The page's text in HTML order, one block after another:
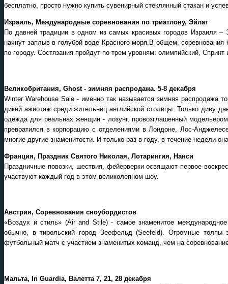
бесплатно, просто нужно купить сувенирный стеклянный стакан и
Израиль, Международные соревнования по триатлону, Эйлат
По давней традиции в одном из самых красивых городов Израиля –
начнут заплыв в голубой воде Красного моря.В общем, соревнования
по городу. Состязания пройдут по трем уровням: олимпийский,
Великобритания, Ghost - зимняя распродажа. 5-8 декабря
Winter Warehouse Sale - именно так называется зимняя распродажа
дикий ажиотаж среди жительниц английской столицы. Только диву
одежда для реальнах женщин - лозунг, провозглашенный
превратился в корпорацию с отделениями в Лондоне, Лос-
многие другие знаменитости. И только раз в году, в течение недели
Франция, Праздник Святого Николая, Лотарингия, Нанси
Праздничные повозки, шествия, фейерверки освящают первое
участвуют каждый год в этом великолепном шоу.
Австрия, Соревнования сноубордистов
«Воздух и стиль» (Air and Stile) - самое знаменитое
обычно, в тирольский город Зеефельд (Seefeld). Огромные толпы
футбольный матч с участием знаменитых команд, чем на
Мальта, In Guardia, Валетта 7, 21, 28 декабря